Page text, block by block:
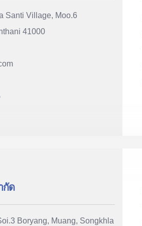
Santi Village, Moo.6
41000
กัด
Boryang, Muang, Songkhla